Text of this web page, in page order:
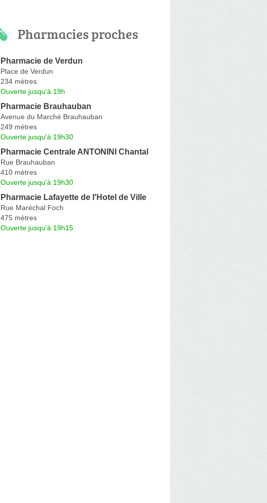
Pharmacies proches
Pharmacie de Verdun
Place de Verdun
234 mètres
Ouverte jusqu'à 19h
Pharmacie Brauhauban
Avenue du Marché Brauhauban
249 mètres
Ouverte jusqu'à 19h30
Pharmacie Centrale ANTONINI Chantal
Rue Brauhauban
410 mètres
Ouverte jusqu'à 19h30
Pharmacie Lafayette de l'Hotel de Ville
Rue Maréchal Foch
475 mètres
Ouverte jusqu'à 19h15